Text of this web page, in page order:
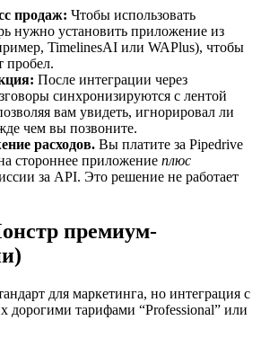
продаж: Чтобы использовать
нужно установить приложение из
TimelinesAI или WAPlus), чтобы
пробел.
После интеграции через
синхронизируются с лентой
вам увидеть, игнорировал ли
чем вы позвоните.
расходов. Вы платите за Pipedrive
стороннее приложение плюс
за API. Это решение не работает
премиум-
для маркетинга, но интеграция с
дорогими тарифами “Professional” или